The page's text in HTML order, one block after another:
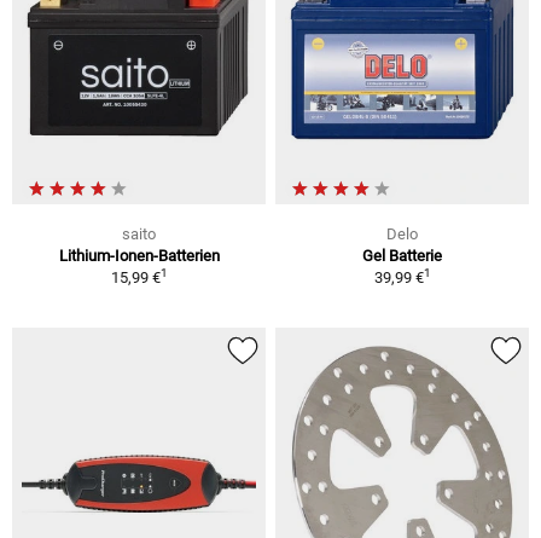
saito
Lithium-Ionen-Batterien
15,99 €1
Delo
Gel Batterie
39,99 €1